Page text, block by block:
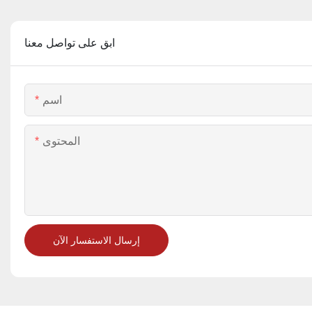
ابق على تواصل معنا
اسم
المحتوى
إرسال الاستفسار الآن